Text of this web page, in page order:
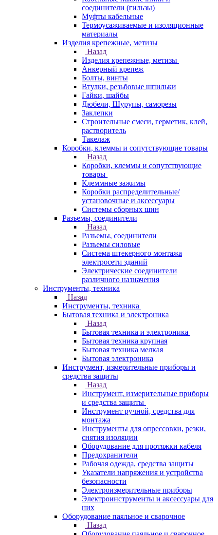
соединители (гильзы)
Муфты кабельные
Термоусаживаемые и изоляционные
материалы
Изделия крепежные, метизы
Назад
Изделия крепежные, метизы
Анкерный крепеж
Болты, винты
Втулки, резьбовые шпильки
Гайки, шайбы
Дюбели, Шурупы, саморезы
Заклепки
Строительные смеси, герметик, клей,
растворитель
Такелаж
Коробки, клеммы и сопутствующие товары
Назад
Коробки, клеммы и сопутствующие
товары
Клеммные зажимы
Коробки распределительные/
установочные и аксессуары
Системы сборных шин
Разъемы, соединители
Назад
Разъемы, соединители
Разъемы силовые
Система штекерного монтажа
электросети зданий
Электрические соединители
различного назначения
Инструменты, техника
Назад
Инструменты, техника
Бытовая техника и электроника
Назад
Бытовая техника и электроника
Бытовая техника крупная
Бытовая техника мелкая
Бытовая электроника
Инструмент, измерительные приборы и
средства защиты
Назад
Инструмент, измерительные приборы
и средства защиты
Инструмент ручной, средства для
монтажа
Инструменты для опрессовки, резки,
снятия изоляции
Оборудование для протяжки кабеля
Предохранители
Рабочая одежда, средства защиты
Указатели напряжения и устройства
безопасности
Электроизмерительные приборы
Электроинструменты и аксессуары для
них
Оборудование паяльное и сварочное
Назад